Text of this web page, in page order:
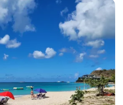
med Facebook
med e-mail